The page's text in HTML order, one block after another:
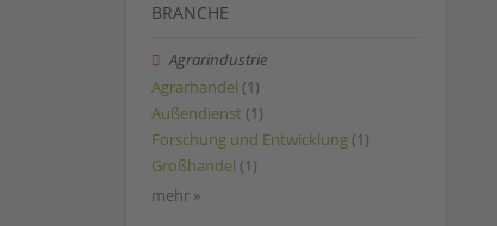
BRANCHE
Agrarindustrie
Agrarhandel (1)
Außendienst (1)
Forschung und Entwicklung (1)
Großhandel (1)
mehr »